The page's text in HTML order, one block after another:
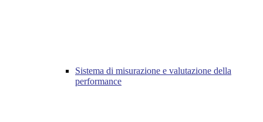
Sistema di misurazione e valutazione della
performance